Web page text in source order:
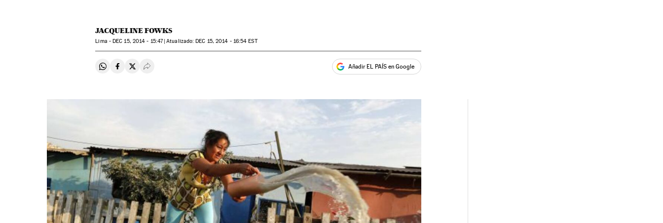
JACQUELINE FOWKS
Lima -DEC 15, 2014 - 15:47 atualizado: DEC 15, 2014 - 16:54 EST
Compartir en Whatsapp
Compartir en Facebook
Compartir en Twitter
Desplegar Redes Sociales Añadir EL PAÍS en Google